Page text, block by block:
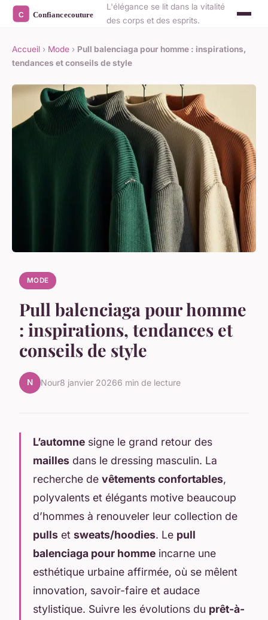
L'élégance se lit dans la vitalité
des corps et des esprits.
Accueil › Mode › Pull balenciaga pour homme : inspirations,
tendances et conseils de style
MODE
Pull balenciaga pour homme
: inspirations, tendances et
conseils de style
N Nour8 janvier 20266 min de lecture
L’automne signe le grand retour des
mailles dans le dressing masculin. La
recherche de vêtements confortables,
polyvalents et élégants motive beaucoup
d’hommes à renouveler leur collection de
pulls et sweats/hoodies. Le pull
balenciaga pour homme incarne une
esthétique urbaine affirmée, où se mêlent
innovation, savoir-faire et audace
stylistique. Suivre les évolutions du prêt-à-